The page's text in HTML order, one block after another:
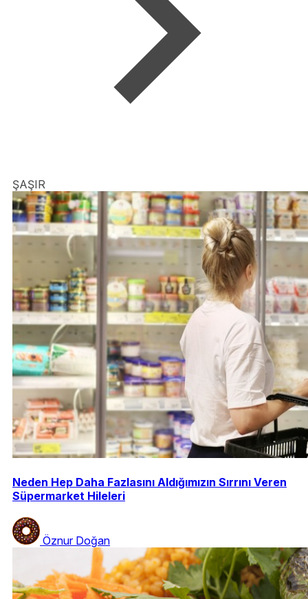
ŞAŞIR
Neden Hep Daha Fazlasını Aldığımızın Sırrını Veren
Süpermarket Hileleri
Öznur Doğan